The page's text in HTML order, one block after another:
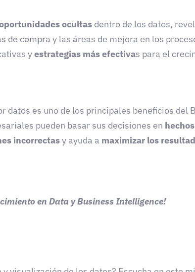
ocultas dentro de los datos,
compra y las áreas de mejora en los
yestrategias más efectivas para el
datos es uno de los principales beneficios del
pueden basar sus decisiones en
incorrectasy ayuda a maximizar los
en Data y Business Intelligence!